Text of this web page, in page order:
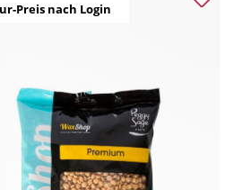
Preis nach Login